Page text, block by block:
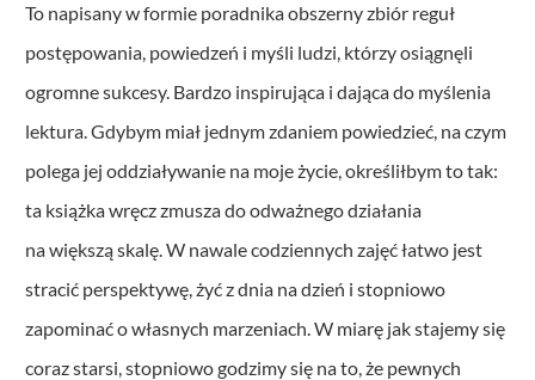
To napisany w formie poradnika obszerny zbiór reguł
postępowania, powiedzeń i myśli ludzi, którzy osiągnęli
ogromne sukcesy. Bardzo inspirująca i dająca do myślenia
lektura. Gdybym miał jednym zdaniem powiedzieć, na czym
polega jej oddziaływanie na moje życie, określiłbym to tak:
ta książka wręcz zmusza do odważnego działania
na większą skalę. W nawale codziennych zajęć łatwo jest
stracić perspektywę, żyć z dnia na dzień i stopniowo
zapominać o własnych marzeniach. W miarę jak stajemy się
coraz starsi, stopniowo godzimy się na to, że pewnych